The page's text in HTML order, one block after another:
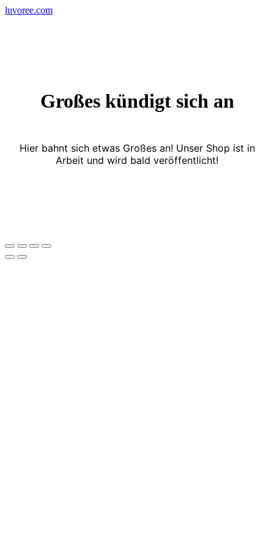
Skip
luvoree.com
Großes kündigt sich an
Hier bahnt sich etwas Großes an! Unser Shop ist in
Arbeit und wird bald veröffentlicht!